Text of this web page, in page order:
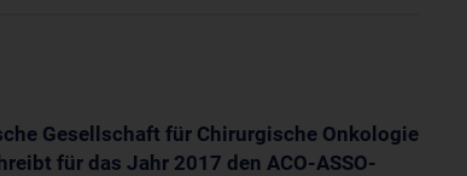
Gesellschaft für Chirurgische Onkologie
für das Jahr 2017 den ACO-ASSO-